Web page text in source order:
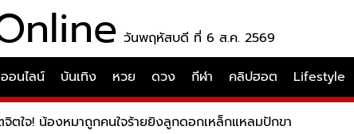
วันพฤหัสบดี ที่ 6 ส.ค. 2569
อนไลน์ บันเทิง หวย ดวง กีฬา คลิปฮอต Lifestyle
ตใจ! น้องหมาถูกคนใจร้ายยิงลูกดอกเหล็กแหลมปักขา